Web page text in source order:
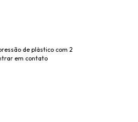
de plástico com 2
em contato